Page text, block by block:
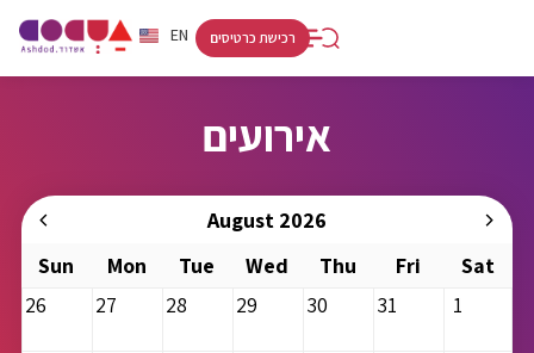
EN
HE
רכישת כרטיסים
אירועים
August 2026
Sun
Mon Tue Wed Thu Fri
Sat
26
27 28 29 30 31 1